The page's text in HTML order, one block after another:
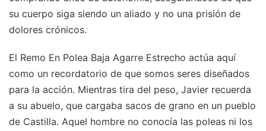
su cuerpo siga siendo un aliado y no una prisión de
dolores crónicos.
El Remo En Polea Baja Agarre Estrecho actúa aquí
como un recordatorio de que somos seres diseñados
para la acción. Mientras tira del peso, Javier recuerda
a su abuelo, que cargaba sacos de grano en un pueblo
de Castilla. Aquel hombre no conocía las poleas ni los